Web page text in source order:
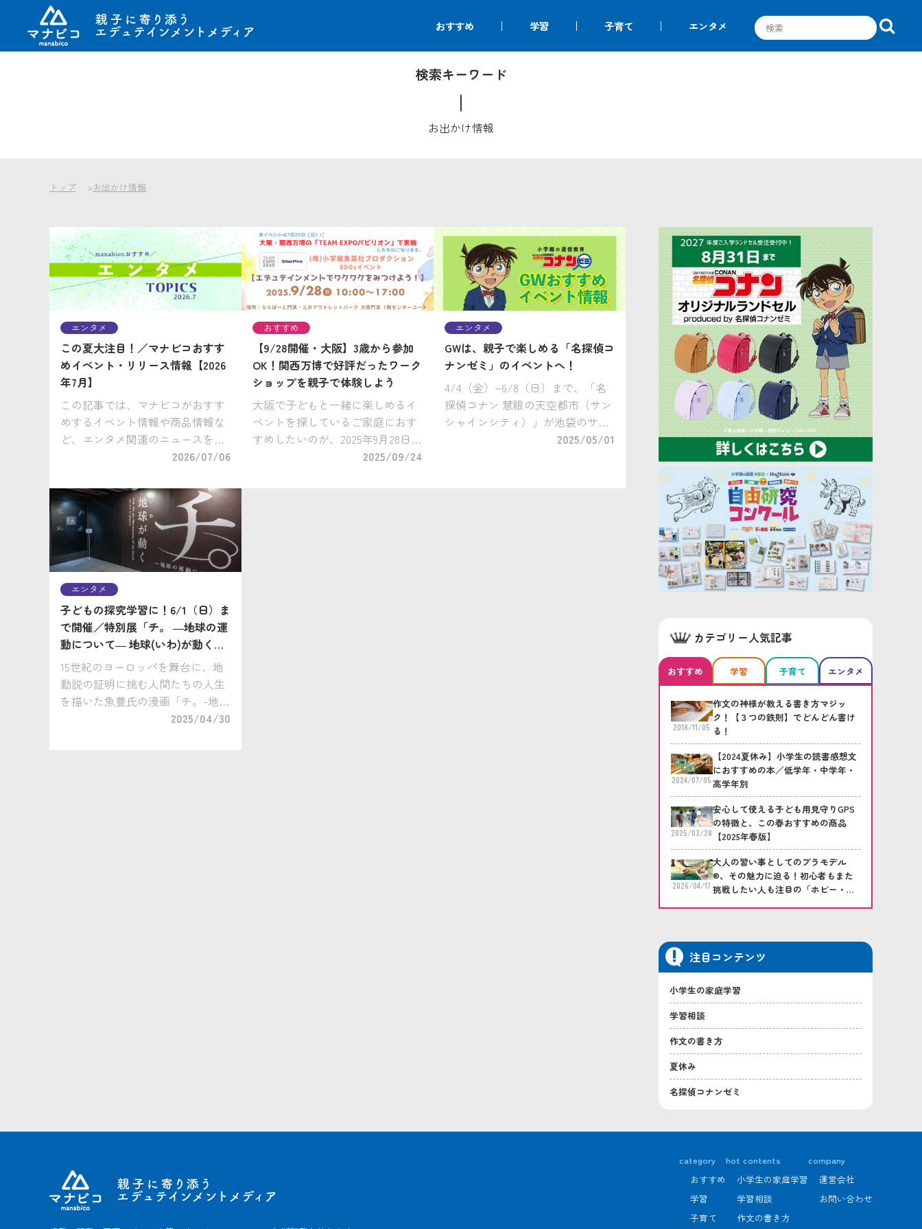
おすすめ 学習 子育て エンタメ
検索キーワード
お出かけ情報
トップ お出かけ情報
エンタメ
この夏大注目！／マナビコおすす
めイベント・リリース情報【2026
年7月】
この記事では、マナビコがおすす
めするイベント情報や商品情報な
ど、エンタメ関連のニュースをお
届けしていきます。 いよいよ夏が
エンタメ系イベントも盛りだくさ
ん！ぜひチェックしてみてくださ
い。 & […]
2026/07/06
おすすめ
【9/28開催・大阪】3歳から参加
OK！関西万博で好評だったワーク
ショップを親子で体験しよう
大阪で子どもと一緒に楽しめるイ
ベントを探しているご家庭におす
すめしたいのが、2025年9月28日
（日）、ららぽーと門真・三井ア
2025/09/24
エンタメ
GWは、親子で楽しめる「名探偵コ
ナンゼミ」のイベントへ！
4/4（金）~6/8（日）まで、「名
探偵コナン 慧眼の天空都市（サン
シャインシティ）」が池袋のサン
シャインシティ（東京都豊島区）
2025/05/01
エンタメ
子どもの探究学習に！6/1（日）ま
で開催／特別展「チ。 ―地球の運
動について― 地球(いわ)が動く」
に行こう！
15世紀のヨーロッパを舞台に、地
動説の証明に挑む人間たちの人生
を描いた魚豊氏の漫画「チ。-地球
の運動について-」（小学館）。
2025/04/30
カテゴリー人気記事
おすすめ 学習 子育て エンタメ
2018/11/05
作文の神様が教える書き方マジッ
ク！【３つの鉄則】でどんどん書け
る！
2024/07/05
【2024夏休み】小学生の読書感想文
におすすめの本／低学年・中学年・
高学年別
2025/03/28
安心して使える子ども用見守りGPS
の特徴と、この春おすすめの商品
【2025年春版】
2026/04/17
大人の習い事としてのプラモデル
®、その魅力に迫る！初心者もまた
挑戦したい人も注目の「ホビー・プ
注目コンテンツ
小学生の家庭学習
学習相談
作文の書き方
夏休み
名探偵コナンゼミ
category
おすすめ
学習
子育て
hot contents
小学生の家庭学習
学習相談
作文の書き方
company
運営会社
お問い合わせ